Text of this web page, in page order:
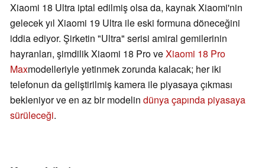
Xiaomi 18 Ultra iptal edilmiş olsa da, kaynak Xiaomi'nin
gelecek yıl Xiaomi 19 Ultra ile eski formuna döneceğini
iddia ediyor. Şirketin "Ultra" serisi amiral gemilerinin
hayranları, şimdilik Xiaomi 18 Pro veXiaomi 18 Pro
Maxmodelleriyle yetinmek zorunda kalacak; her iki
telefonun da geliştirilmiş kamera ile piyasaya çıkması
bekleniyor ve en az bir modelin dünya çapında piyasaya
sürüleceği.